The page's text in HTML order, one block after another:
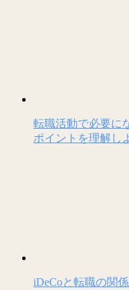
転職活動で必要に
ポイントを理解し
iDeCoと転職の関